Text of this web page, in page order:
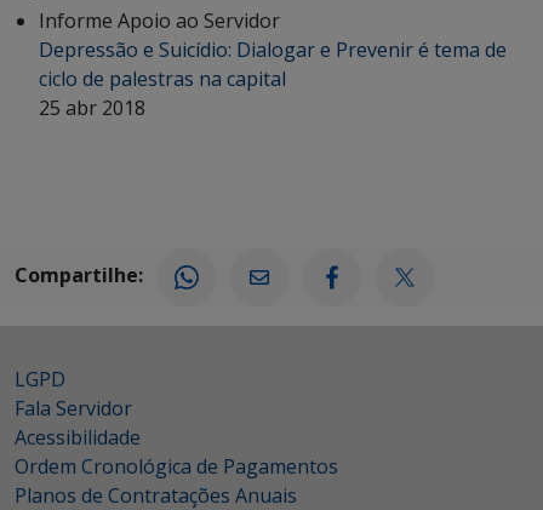
Informe Apoio ao Servidor
Depressão e Suicídio: Dialogar e Prevenir é tema de
ciclo de palestras na capital
25 abr 2018
Compartilhe:
LGPD
Fala Servidor
Acessibilidade
Ordem Cronológica de Pagamentos
Planos de Contratações Anuais